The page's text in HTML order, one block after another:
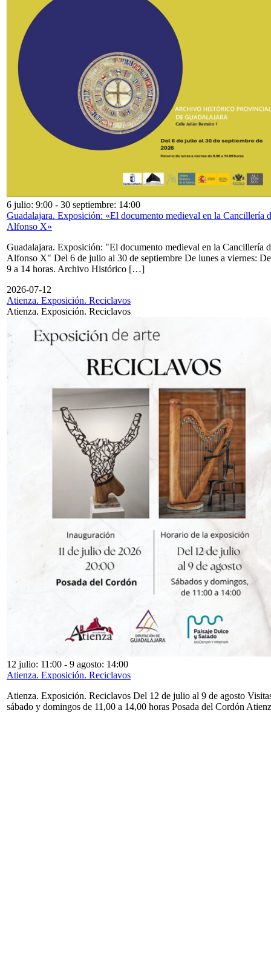
6 julio: 9:00 - 30 septiembre: 14:00
Guadalajara. Exposición: «El documento medieval en la Cancillería
Alfonso X»
Guadalajara. Exposición: "El documento medieval en la Cancillería
Alfonso X" Del 6 de julio al 30 de septiembre De lunes a viernes: De
9 a 14 horas. Archivo Histórico […]
2026-07-12
Atienza. Exposición. Reciclavos
Atienza. Exposición. Reciclavos
12 julio: 11:00 - 9 agosto: 14:00
Atienza. Exposición. Reciclavos
Atienza. Exposición. Reciclavos Del 12 de julio al 9 de agosto
sábado y domingos de 11,00 a 14,00 horas Posada del Cordón